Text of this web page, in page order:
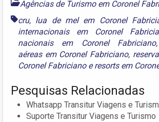
Agências de Turismo em Coronel
cru, lua de mel em Coronel
internacionais em Coronel
nacionais em Coronel Fabriciano
aéreas em Coronel Fabriciano,
Coronel Fabricianoeresorts em
Pesquisas Relacionadas
Whatsapp Transitur Viagens e
Suporte Transitur Viagens e Turismo